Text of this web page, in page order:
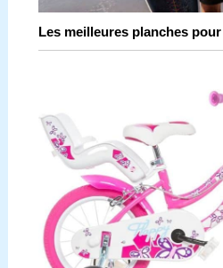
Les meilleures planches